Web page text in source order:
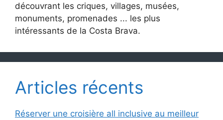
découvrant les criques, villages, musées,
monuments, promenades ... les plus
intéressants de la Costa Brava.
Articles récents
Réserver une croisière all inclusive au meilleur